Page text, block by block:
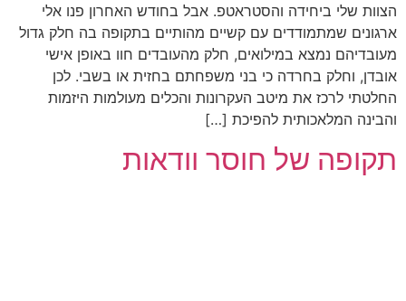
הצוות שלי ביחידה והסטראטפ. אבל בחודש האחרון פנו אלי
ארגונים שמתמודדים עם קשיים מהותיים בתקופה בה חלק גדול
מעובדיהם נמצא במילואים, חלק מהעובדים חוו באופן אישי
אובדן, וחלק בחרדה כי בני משפחתם בחזית או בשבי. לכן
החלטתי לרכז את מיטב העקרונות והכלים מעולמות היזמות
והבינה המלאכותית להפיכת […]
תקופה של חוסר וודאות